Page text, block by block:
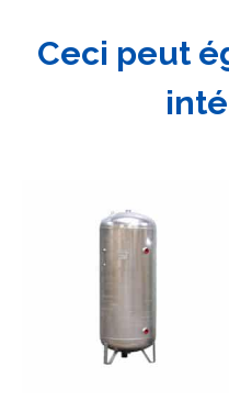
Ceci peut